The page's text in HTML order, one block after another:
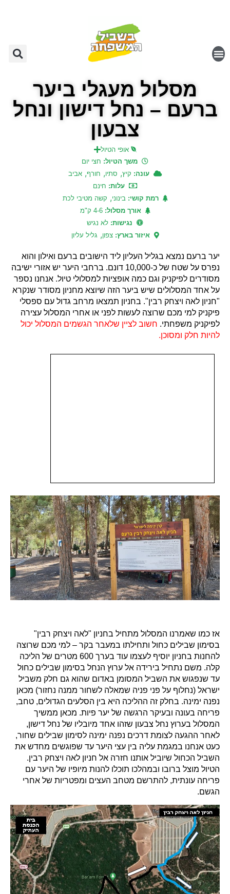
מסלול מעגלי ביער
ברעם – נחל דישון ונחל
צבעון
אופי הטיול
משך הטיול: חצי יום
עונה: קיץ, סתיו, חורף, אביב
עלות: חינם
רמת קושי:בינוני, קשה מטיבי לכת
אורך מסלול:4-6 ק"מ
נגישות: לא נגיש
איזור בארץ:צפון, גליל עליון
יער ברעם נמצא בגליל העליון ליד הישובים ברעם ואילון והוא
נפרס על שטח של כ-10,000 דונם. ברחבי היער יש אזורי ישיבה
מסודרים לפיקניק וגם כמה אופציות למסלולי טיול. אנחנו נספר
על אחד המסלולים שיש ביער הזה שיוצא מחניון מסודר שנקרא
"חניון לאה ויצחק רבין". בחניון תמצאו מרחב גדול עם ספסלי
פיקניק למי מכם שרוצה לעשות לפני או אחרי המסלול עצירה
לפיקניק משפחתי. חשוב לציין שלאחר הגשמים המסלול יכול
להיות חלק ומסוכן.
אז כמו שאמרנו המסלול מתחיל בחניון "לאה ויצחק רבין"
בסימון שבילים כחול ותחילתו במעבר בקר – למי מכם שרוצה
להחנות בחניון יוסיף לעצמו עוד בערך 600 מטרים של הליכה
קלה. משם נתחיל בירידה אל ערוץ הנחל בסימון שבילים כחול
עד שנפגוש את השביל המסומן באדום שהוא גם חלק משביל
ישראל (נחלוף על פני פניה שמאלה לשחור ממנה נחזור) מכאן
נפנה ימינה. בחלק זה ההליכה היא בין הסלעים הגדולים, טחב,
פריחה בעונה ובעיקר הרגשה של יער פיות. מכאן ממשיך
המסלול בערוץ נחל צבעון שזהו אחד מיובליו של נחל דישון,
לאחר ההגעה לצומת דרכים נפנה ימינה לסימון שבילים שחור,
כעט אנחנו במגמת עליה בין עצי היער עד שפוגשים מחדש את
השביל הכחול שיוביל אותנו חזרה אל חניון לאה ויצחק רבין.
הטיול מוצל ברובו ובמהלכו תוכלו להנות מיופיו של היער עם
פריחה עונתית, להתרשם מטחב העצים ומפטריות של אחרי
הגשם.